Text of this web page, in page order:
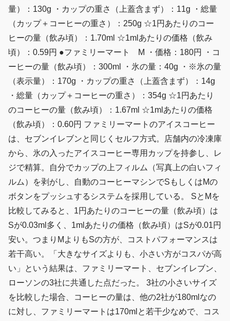
量）：130g ・カップの重さ（上蓋含まず）：11g ・総量
（カップ＋コーヒーの重さ）：250g ☆1円あたりのコー
ヒーの量（飲み頃）：1.70ml ☆1mlあたりの価格（飲み
頃）：0.59円 ●ファミリーマート M ・価格：180円 ・コ
ーヒーの量（飲み頃）：300ml ・氷の量：40g ・※氷の量
（表示量）：170g ・カップの重さ（上蓋含まず）：14g
・総量（カップ＋コーヒーの重さ）：354g ☆1円あたり
のコーヒーの量（飲み頃）：1.67ml ☆1mlあたりの価格
（飲み頃）：0.60円 ファミリーマートのアイスコーヒー
は、セブンイレブンと同じくセルフ方式。店舗内の冷凍庫
から、氷の入ったアイスコーヒー専用カップを持参し、レ
ジで精算。自分でカップの上フィルム（写真上の白いフィ
ルム）を剥がし、自動のコーヒーマシンでSもしくはMの
ボタンをプッシュするシステムを採用している。 SとMを
比較してみると、1円あたりのコーヒーの量（飲み頃）は
Sが0.03ml多く、1mlあたりの価格（飲み頃）はSが0.01円
安い。つまりMよりもSの方が、コストパフォーマンスは
若干高い。「大きなサイズよりも、小さい方がコスパが高
い」という結果は、ファミリーマート、セブンイレブン、
ローソンの3社に共通した点だった。 3社の小さいサイズ
を比較した場合、コーヒーの量は、他の2社が180mlなの
に対し、ファミリーマートは170mlと若干少なめで、コス